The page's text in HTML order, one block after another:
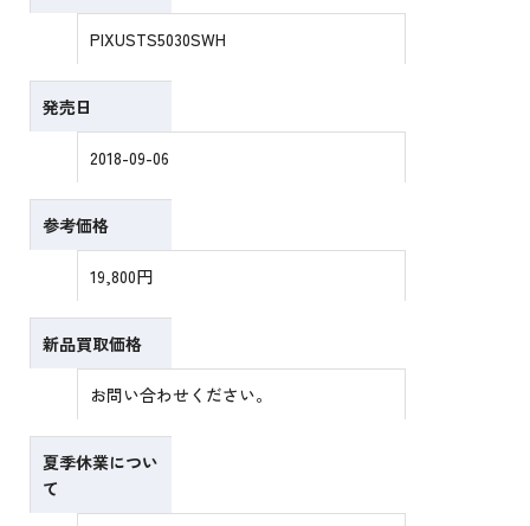
PIXUSTS5030SWH
発売日
2018-09-06
参考価格
19,800円
新品買取価格
お問い合わせください。
夏季休業につい
て